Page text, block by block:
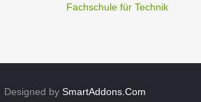
Fachschule für Technik
Designed by SmartAddons.Com